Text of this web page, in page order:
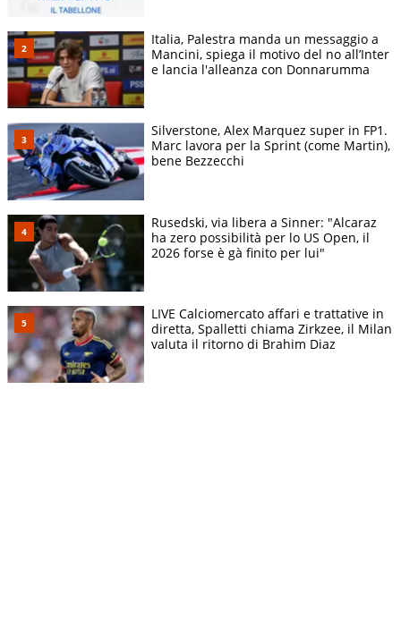
Italia, Palestra manda un messaggio a
Mancini, spiega il motivo del no all’Inter
e lancia l'alleanza con Donnarumma
Silverstone, Alex Marquez super in FP1.
Marc lavora per la Sprint (come Martin),
bene Bezzecchi
Rusedski, via libera a Sinner: "Alcaraz
ha zero possibilità per lo US Open, il
2026 forse è gà finito per lui"
LIVE Calciomercato affari e trattative in
diretta, Spalletti chiama Zirkzee, il Milan
valuta il ritorno di Brahim Diaz